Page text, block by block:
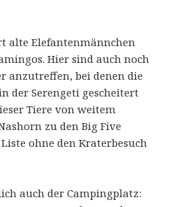
alte Elefantenmännchen
Hier sind auch noch
anzutreffen, bei denen die
der Serengeti gescheitert
Tiere von weitem
zu den Big Five
ohne den Kraterbesuch
auch der Campingplatz: